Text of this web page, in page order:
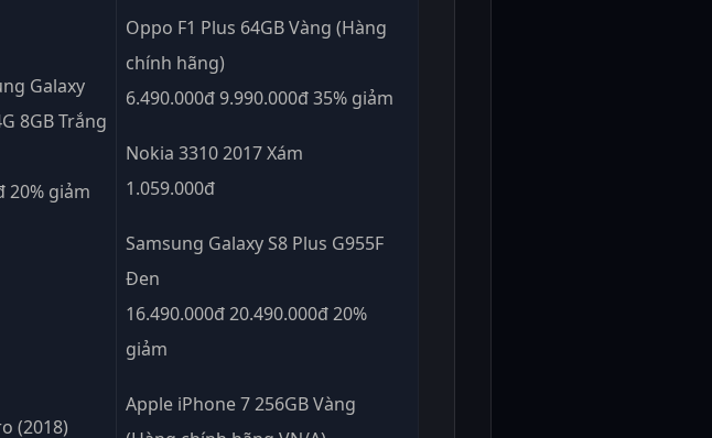
Galaxy
8GB Trắng
20% giảm
(2018)
Oppo F1 Plus 64GB Vàng (Hàng
chính hãng)
6.490.000đ 9.990.000đ 35% giảm
Nokia 3310 2017 Xám
1.059.000đ
Samsung Galaxy S8 Plus G955F
Đen
16.490.000đ 20.490.000đ 20%
giảm
Apple iPhone 7 256GB Vàng